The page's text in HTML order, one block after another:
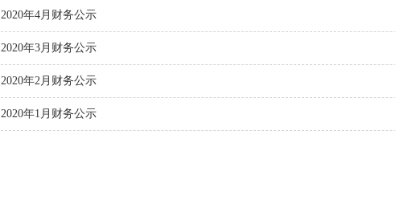
2020年4月财务公示
2020年3月财务公示
2020年2月财务公示
2020年1月财务公示